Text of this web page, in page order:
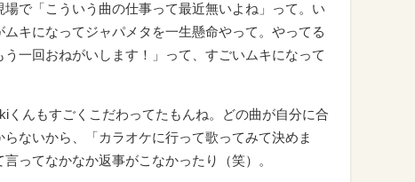
場で「こういう曲の仕事って最近無いよね」って。い
ムキになってジャパメタを一生懸命やって。やってる
う一回おねがいします！」って、すごいムキになって
くんもすごくこだわってたもんね。どの曲が自分に合
らないから、「カラオケに行って歌ってみて決めま
言ってなかなか返事がこなかったり（笑）。